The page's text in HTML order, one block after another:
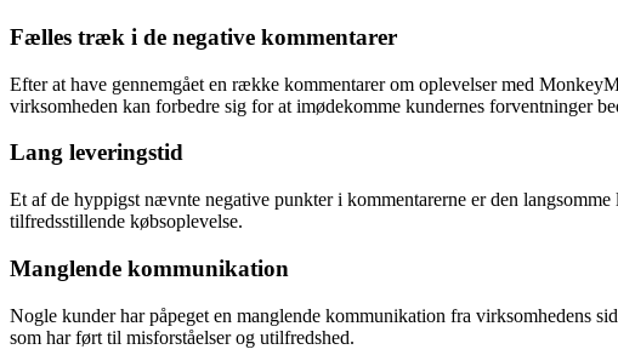
Fælles træk i de negative kommentarer
Efter at have gennemgået en række kommentarer om oplevelser med
virksomheden kan forbedre sig for at imødekomme kundernes forventninger
Lang leveringstid
Et af de hyppigst nævnte negative punkter i kommentarerne er den
tilfredsstillende købsoplevelse.
Manglende kommunikation
Nogle kunder har påpeget en manglende kommunikation fra virksomhedens
som har ført til misforståelser og utilfredshed.